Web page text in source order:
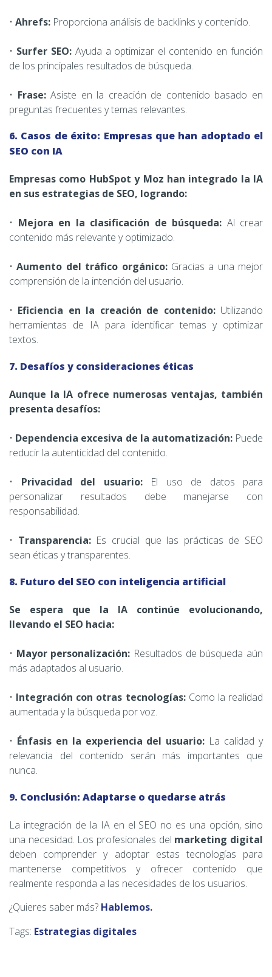
• Ahrefs: Proporciona análisis de backlinks y contenido.
• Surfer SEO: Ayuda a optimizar el contenido en función
de los principales resultados de búsqueda.
• Frase:Asiste en la creación de contenido basado en
preguntas frecuentes y temas relevantes.
6. Casos de éxito: Empresas que han adoptado el
SEO con IA
Empresas como HubSpot y Moz han integrado la IA
en sus estrategias de SEO, logrando:
• Mejora en la clasificación de búsqueda: Al crear
contenido más relevante y optimizado.
•Aumento del tráfico orgánico: Gracias a una mejor
comprensión de la intención del usuario.
• Eficiencia en la creación de contenido:Utilizando
herramientas de IA para identificar temas y optimizar
textos.
7. Desafíos y consideraciones éticas
Aunque la IA ofrece numerosas ventajas, también
presenta desafíos:
• Dependencia excesiva de la automatización:Puede
reducir la autenticidad del contenido.
• Privacidad del usuario: El uso de datos para
personalizar resultados debe manejarse con
responsabilidad.
• Transparencia: Es crucial que las prácticas de SEO
sean éticas y transparentes.
8. Futuro del SEO con inteligencia artificial
Se espera que la IA continúe evolucionando,
llevando el SEO hacia:
• Mayor personalización: Resultados de búsqueda aún
más adaptados al usuario.
• Integración con otras tecnologías:Como la realidad
aumentada y la búsqueda por voz.
• Énfasis en la experiencia del usuario: La calidad y
relevancia del contenido serán más importantes que
nunca.
9. Conclusión: Adaptarse o quedarse atrás
La integración de la IA en el SEO no es una opción, sino
una necesidad. Los profesionales del marketing digital
deben comprender y adoptar estas tecnologías para
mantenerse competitivos y ofrecer contenido que
realmente responda a las necesidades de los usuarios.
¿Quieres saber más? Hablemos.
Tags: Estrategias digitales